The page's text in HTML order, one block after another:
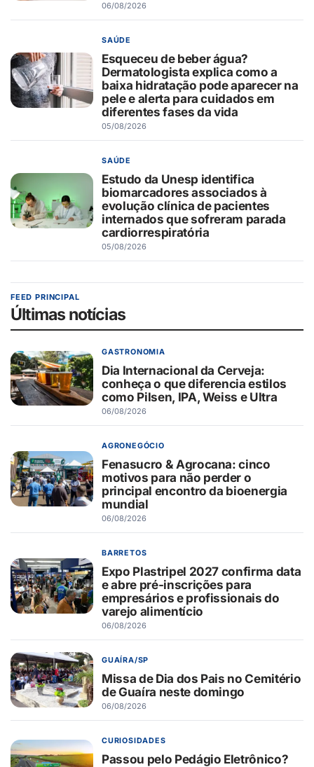
06/08/2026
SAÚDE
Esqueceu de beber água?
Dermatologista explica como a
baixa hidratação pode aparecer na
pele e alerta para cuidados em
diferentes fases da vida
05/08/2026
SAÚDE
Estudo da Unesp identifica
biomarcadores associados à
evolução clínica de pacientes
internados que sofreram parada
cardiorrespiratória
05/08/2026
FEED PRINCIPAL
Últimas notícias
GASTRONOMIA
Dia Internacional da Cerveja:
conheça o que diferencia estilos
como Pilsen, IPA, Weiss e Ultra
06/08/2026
AGRONEGÓCIO
Fenasucro & Agrocana: cinco
motivos para não perder o
principal encontro da bioenergia
mundial
06/08/2026
BARRETOS
Expo Plastripel 2027 confirma data
e abre pré-inscrições para
empresários e profissionais do
varejo alimentício
06/08/2026
GUAÍRA/SP
Missa de Dia dos Pais no Cemitério
de Guaíra neste domingo
06/08/2026
CURIOSIDADES
Passou pelo Pedágio Eletrônico?